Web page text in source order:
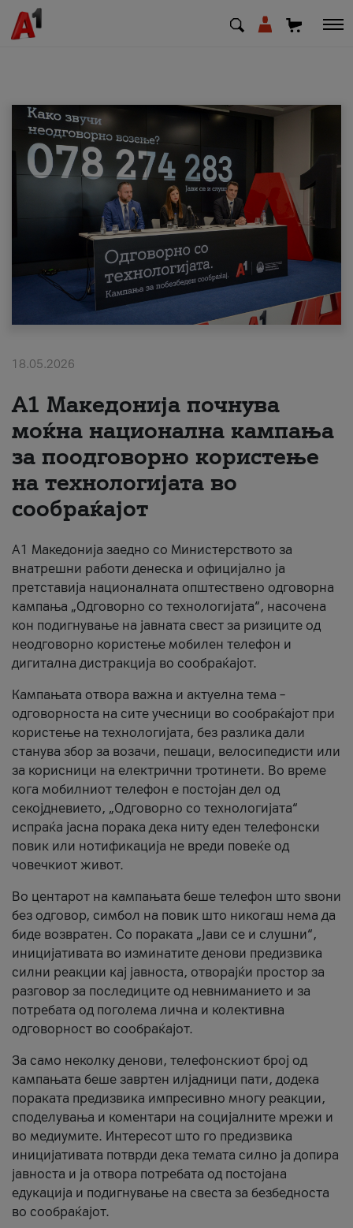
МК EN SQ
Деловни
Поддршка
Надополни кредит
#ПодобарОнлајн
18.05.2026
A1 Македонија почнува
моќна национална кампања
за поодговорно користење
на технологијата во
сообраќајот
A1 Македонија заедно со Министерството за
внатрешни работи денеска и официјално ја
претставија националната општествено одговорна
кампања „Одговорно со технологијата“, насочена
кон подигнување на јавната свест за ризиците од
неодговорно користење мобилен телефон и
дигитална дистракција во сообраќајот.
Кампањата отвора важна и актуелна тема –
одговорноста на сите учесници во сообраќајот при
користење на технологијата, без разлика дали
станува збор за возачи, пешаци, велосипедисти или
за корисници на електрични тротинети. Во време
кога мобилниот телефон е постојан дел од
секојдневието, „Одговорно со технологијата“
испраќа јасна порака дека ниту еден телефонски
повик или нотификација не вреди повеќе од
човечкиот живот.
Во центарот на кампањата беше телефон што ѕвони
без одговор, симбол на повик што никогаш нема да
биде возвратен. Со пораката „Јави се и слушни“,
иницијативата во изминатите денови предизвика
силни реакции кај јавноста, отворајќи простор за
разговор за последиците од невниманието и за
потребата од поголема лична и колективна
одговорност во сообраќајот.
За само неколку денови, телефонскиот број од
кампањата беше завртен илјадници пати, додека
пораката предизвика импресивно многу реакции,
споделувања и коментари на социјалните мрежи и
во медиумите. Интересот што го предизвика
иницијативата потврди дека темата силно ја допира
јавноста и ја отвора потребата од постојана
едукација и подигнување на свеста за безбедноста
во сообраќајот.